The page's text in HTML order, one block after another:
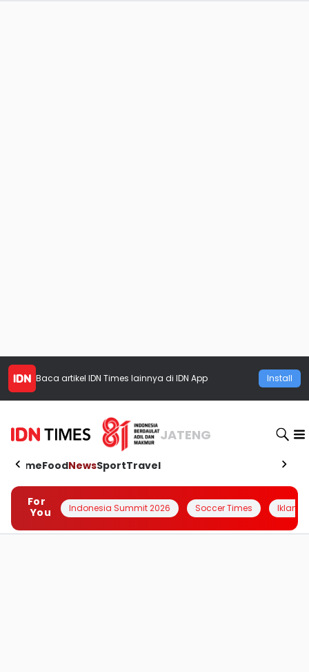
Baca artikel IDN Times lainnya di IDN App Install
JATENG
HomeFoodNewsSportTravel
For
You
Indonesia Summit 2026 Soccer Times Iklanin